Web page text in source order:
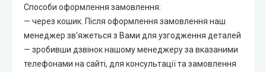
Способи оформлення замовлення:
— через кошик. Після оформлення замовлення наш
менеджер зв'яжеться з Вами для узгодження деталей
— зробивши дзвінок нашому менеджеру за вказаними
телефонами на сайті, для консультації та замовлення